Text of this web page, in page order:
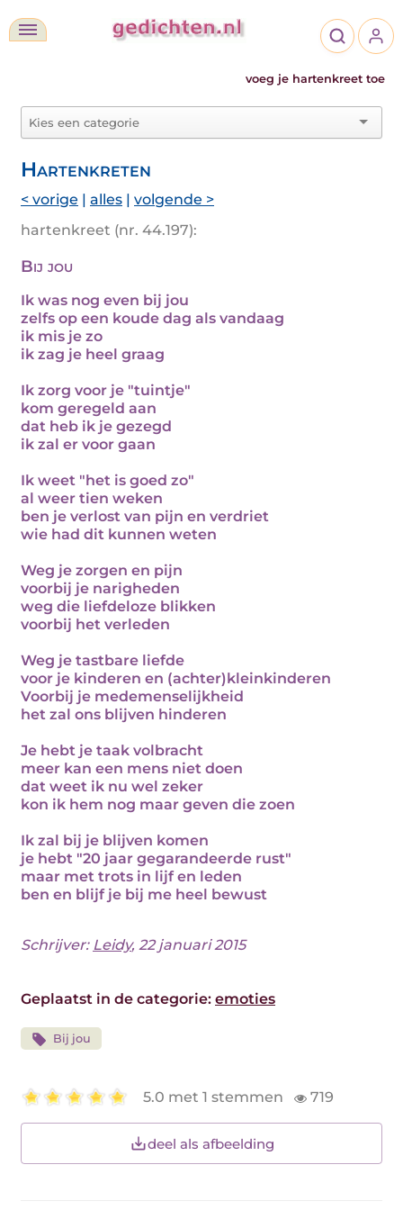
voeg je hartenkreet toe
Hartenkreten
< vorige | alles | volgende >
hartenkreet (nr. 44.197):
Bij jou
Ik was nog even bij jou
zelfs op een koude dag als vandaag
ik mis je zo
ik zag je heel graag
Ik zorg voor je "tuintje"
kom geregeld aan
dat heb ik je gezegd
ik zal er voor gaan
Ik weet "het is goed zo"
al weer tien weken
ben je verlost van pijn en verdriet
wie had dit kunnen weten
Weg je zorgen en pijn
voorbij je narigheden
weg die liefdeloze blikken
voorbij het verleden
Weg je tastbare liefde
voor je kinderen en (achter)kleinkinderen
Voorbij je medemenselijkheid
het zal ons blijven hinderen
Je hebt je taak volbracht
meer kan een mens niet doen
dat weet ik nu wel zeker
kon ik hem nog maar geven die zoen
Ik zal bij je blijven komen
je hebt "20 jaar gegarandeerde rust"
maar met trots in lijf en leden
ben en blijf je bij me heel bewust
Schrijver: Leidy, 22 januari 2015
Geplaatst in de categorie: emoties
Bij jou
5.0 met 1 stemmen 719
deel als afbeelding